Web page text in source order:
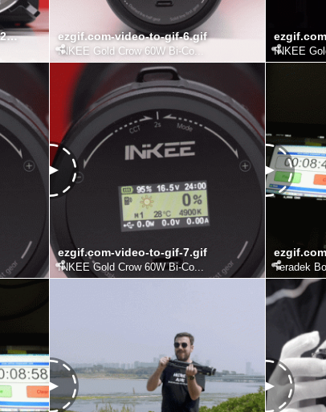
ezgif.com-video-to-gif-1d15126511ba3a55a.gif ezgif.com-video-to-gif-6.gif
INKEE Gold Crow 60W Bi-Co... INKEE
ezgif.com-video-to-gif-7.gif
INKEE Gold Crow 60W Bi-Co... Teradek